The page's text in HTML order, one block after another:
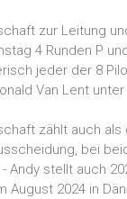
zur Leitung
4 Runden P
jeder der 8
Van Lent
zählt auch als
bei
Andy stellt auch
August 2024 in